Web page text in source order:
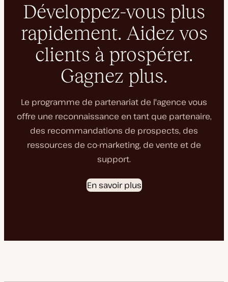
Développez-vous plus
rapidement. Aidez vos
clients à prospérer.
Gagnez plus.
Le programme de partenariat de l'agence vous
offre une reconnaissance en tant que partenaire,
des recommandations de prospects, des
ressources de co-marketing, de vente et de
support.
En savoir plus